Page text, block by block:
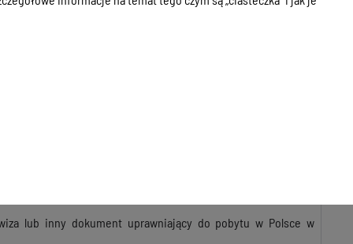
lub inny dokument uprawniający do pobytu w Polsce w